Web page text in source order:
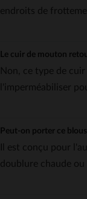
endroits de
Le cuir de mouton
Non, ce type de
l'imperméabiliser
Peut-on porter ce
Il est conçu pour
doublure chaude ou